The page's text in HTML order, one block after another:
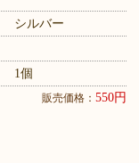
シルバー
1個
販売価格： 550円